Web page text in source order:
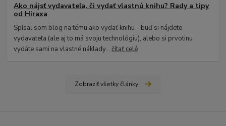
Ako nájsť vydavateľa, či vydať vlastnú knihu? Rady a tipy
od Hiraxa
Spísal som blog na tému ako vydať knihu - buď si nájdete
vydavateľa (ale aj to má svoju technológiu), alebo si prvotinu
vydáte sami na vlastné náklady...čítať celé
Zobraziť všetky články